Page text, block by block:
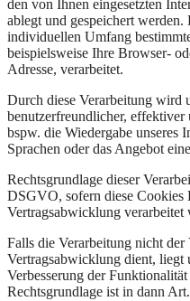
den von Ihnen eingesetzten
ablegt und gespeichert
individuellen Umfang
beispielsweise Ihre Browser-
Adresse, verarbeitet.
Durch diese Verarbeitung wird
benutzerfreundlicher, effektiver
bspw. die Wiedergabe unseres
Sprachen oder das Angebot
Rechtsgrundlage dieser
DSGVO, sofern diese Cookies
Vertragsabwicklung verarbeitet
Falls die Verarbeitung nicht der
Vertragsabwicklung dient, liegt
Verbesserung der
Rechtsgrundlage ist in dann